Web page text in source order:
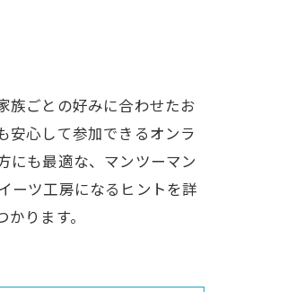
族ごとの好みに合わせたお
安心して参加できるオンラ
にも最適な、マンツーマン
ーツ工房になるヒントを詳
ります。